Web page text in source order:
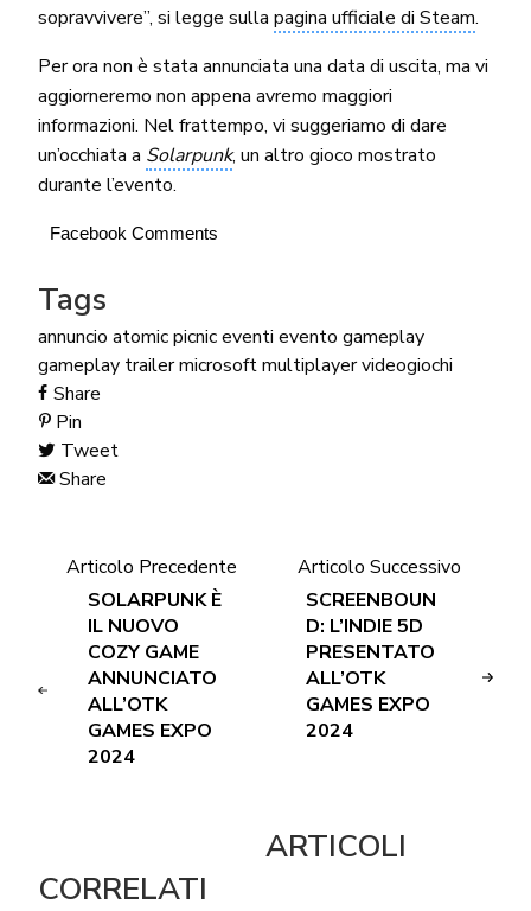
sopravvivere”, si legge sullapagina ufficiale di Steam.
Per ora non è stata annunciata una data di uscita, ma vi
aggiorneremo non appena avremo maggiori
informazioni. Nel frattempo, vi suggeriamo di dare
un’occhiata a Solarpunk, un altro gioco mostrato
durante l’evento.
Facebook Comments
Tags
annuncio atomic picniceventi evento gameplay
gameplay trailermicrosoftmultiplayervideogiochi
Share
Pin
Tweet
Share
Articolo Precedente
SOLARPUNK È
IL NUOVO
COZY GAME
ANNUNCIATO
ALL’OTK
GAMES EXPO
2024
Articolo Successivo
SCREENBOUN
D: L’INDIE 5D
PRESENTATO
ALL’OTK
GAMES EXPO
2024
ARTICOLI
CORRELATI